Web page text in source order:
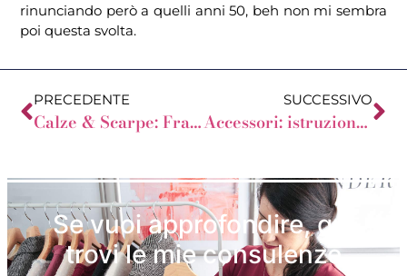
rinunciando però a quelli anni 50, beh non mi sembra
poi questa svolta.
PRECEDENTE
Calze & Scarpe: Francesine
SUCCESSIVO
Accessori: istruzioni per l’uso
Se vuoi approfondire, qui
trovi le mie consulenze